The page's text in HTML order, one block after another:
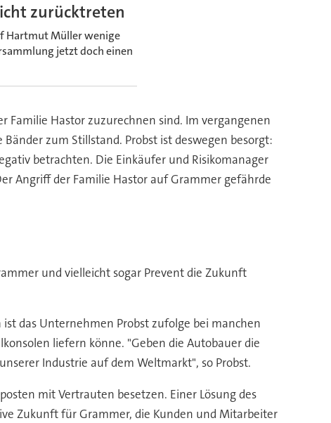
zurücktreten
Hartmut Müller wenige
jetzt doch einen
Hastor zuzurechnen sind. Im vergangenen
zum Stillstand. Probst ist deswegen besorgt:
betrachten. Die Einkäufer und Risikomanager
Angriff der Familie Hastor auf Grammer gefährde
und vielleicht sogar Prevent die Zukunft
das Unternehmen Probst zufolge bei manchen
liefern könne. "Geben die Autobauer die
Industrie auf dem Weltmarkt", so Probst.
mit Vertrauten besetzen. Einer Lösung des
Zukunft für Grammer, die Kunden und Mitarbeiter